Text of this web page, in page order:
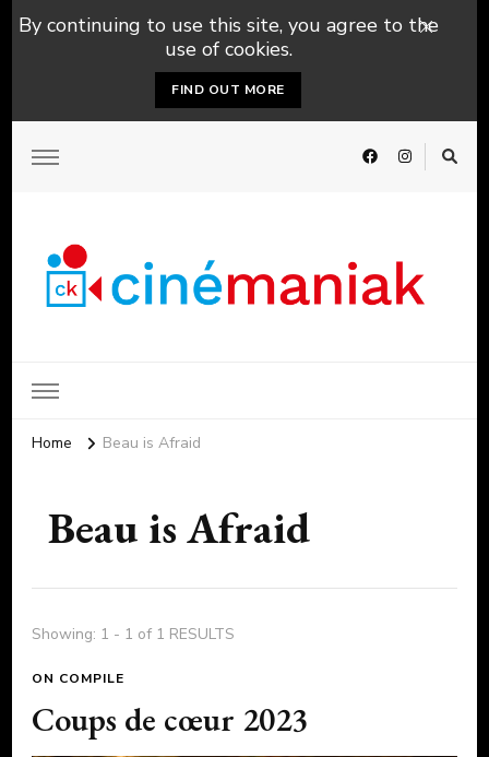
By continuing to use this site, you agree to the
use of cookies.
FIND OUT MORE
Home Beau is Afraid
Beau is Afraid
Showing: 1 - 1 of 1 RESULTS
ON COMPILE
Coups de cœur 2023